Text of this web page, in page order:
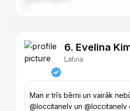
6. Evelina
Latvia
Man ir trīs bērni un vairāk
@loccitanelv un @loccitanelv